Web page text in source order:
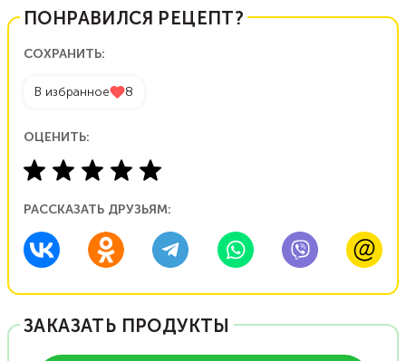
ПОНРАВИЛСЯ РЕЦЕПТ?
СОХРАНИТЬ:
В избранное 8
ОЦЕНИТЬ:
РАССКАЗАТЬ ДРУЗЬЯМ:
ЗАКАЗАТЬ ПРОДУКТЫ